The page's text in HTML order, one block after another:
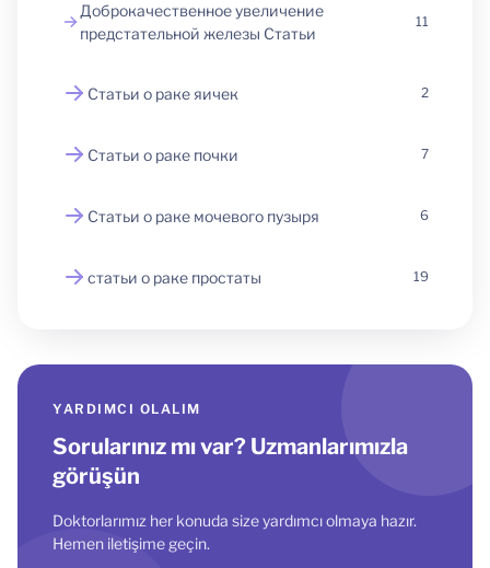
Доброкачественное увеличение
предстательной железы Статьи
11
Статьи о раке яичек 2
Статьи о раке почки 7
Статьи о раке мочевого пузыря 6
статьи о раке простаты 19
YARDIMCI OLALIM
Sorularınız mı var? Uzmanlarımızla
görüşün
Doktorlarımız her konuda size yardımcı olmaya hazır.
Hemen iletişime geçin.